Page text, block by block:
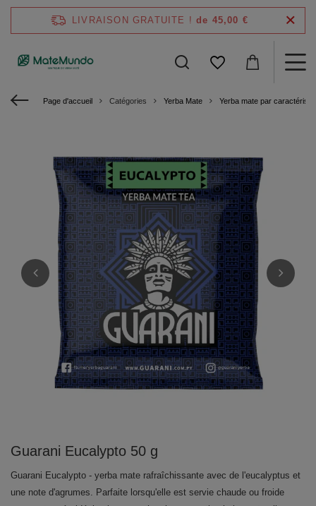
LIVRAISON GRATUITE ! de 45,00 €
Page d'accueil Catégories Yerba Mate Yerba mate par
Guarani Eucalypto 50 g
Guarani Eucalypto - yerba mate rafraîchissante avec de l'eucalyptus et
une note d'agrumes. Parfaite lorsqu'elle est servie chaude ou froide